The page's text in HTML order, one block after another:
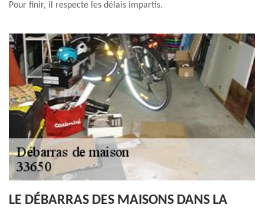
Pour finir, il respecte les délais impartis.
LE DÉBARRAS DES MAISONS DANS LA